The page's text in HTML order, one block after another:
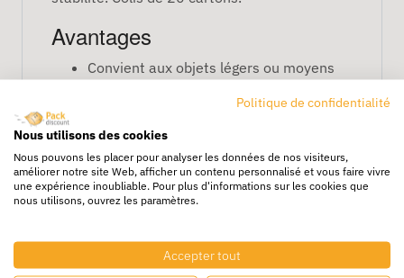
Avantages
Convient aux objets légers ou moyens
Recyclable et économique
Caractéristiques
Simple cannelure
Boîte pratique pour transport et
Politique de confidentialité
Nous utilisons des cookies
Nous pouvons les placer pour analyser les données de nos visiteurs,
améliorer notre site Web, afficher un contenu personnalisé et vous faire vivre
une expérience inoubliable. Pour plus d'informations sur les cookies que
nous utilisons, ouvrez les paramètres.
Accepter tout